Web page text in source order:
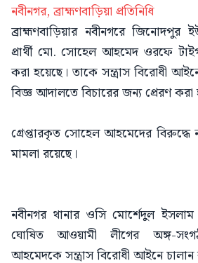
নবীনগর, ব্রাহ্মণবাড়িয়া প্রতিনিধি
ব্রাহ্মণবাড়িয়ার নবীনগরে জিনোদপুর
প্রার্থী মো. সোহেল আহমেদ ওরফে
করা হয়েছে। তাকে সন্ত্রাস বিরোধী
বিজ্ঞ আদালতে বিচারের জন্য প্রেরণ করা
গ্রেপ্তারকৃত সোহেল আহমেদের বিরুদ্ধে
মামলা রয়েছে।
নবীনগর থানার ওসি মোর্শেদুল ইসলাম
ঘোষিত আওয়ামী লীগের অঙ্গ-
আহমেদকে সন্ত্রাস বিরোধী আইনে চালান